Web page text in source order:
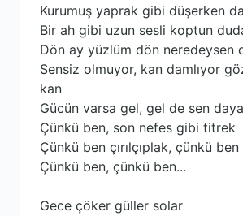
Kurumuş yaprak gibi düşerken
Bir ah gibi uzun sesli koptun
Dön ay yüzlüm dön neredeysen
Sensiz olmuyor, kan damlıyor
kan
Gücün varsa gel, gel de sen
Çünkü ben, son nefes gibi titrek
Çünkü ben çırılçıplak, çünkü
Çünkü ben, çünkü ben...
Gece çöker güller solar